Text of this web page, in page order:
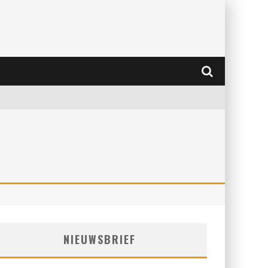
NIEUWSBRIEF